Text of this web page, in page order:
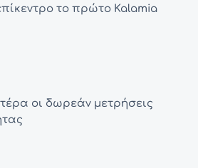
το πρώτο Kalamia
οι δωρεάν μετρήσεις